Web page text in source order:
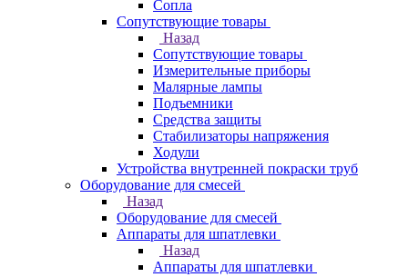
Сопла
Сопутствующие товары
Назад
Сопутствующие товары
Измерительные приборы
Малярные лампы
Подъемники
Средства защиты
Стабилизаторы напряжения
Ходули
Устройства внутренней покраски труб
Оборудование для смесей
Назад
Оборудование для смесей
Аппараты для шпатлевки
Назад
Аппараты для шпатлевки